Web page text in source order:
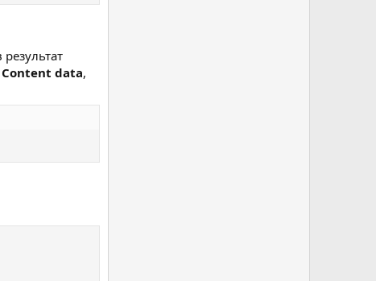
data,